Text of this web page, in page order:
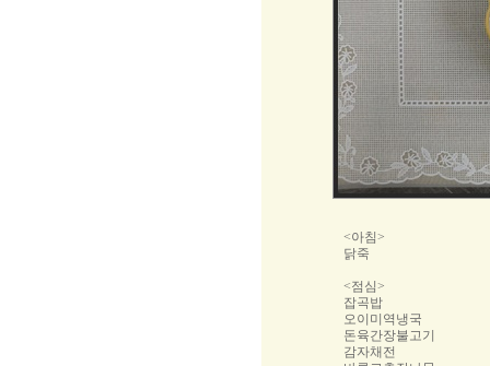
<아침>
닭죽
<점심>
잡곡밥
오이미역냉국
돈육간장불고기
감자채전